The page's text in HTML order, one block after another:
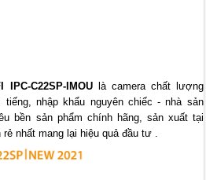
C22SP-IMOUlà camera chất lượng
nhập khẩu nguyên chiếc - nhà sản
bền sản phẩm chính hãng, sản xuất tại
nhất mang lại hiệu quả đầu tư .